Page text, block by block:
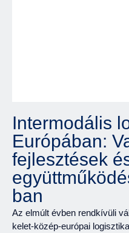
Intermodális
Európában:
fejlesztések
ban
Az elmúlt évben rendkívüli
kelet-közép-európai